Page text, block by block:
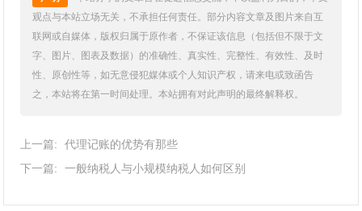
观点与本站立场无关，不承担任何责任。部分内容文章及图片来自互
联网或自媒体，版权归属于原作者，不保证该信息（包括但不限于文
字、图片、图表及数据）的准确性、真实性、完整性、有效性、及时
性、原创性等，如无意侵犯媒体或个人知识产权，请来电或致函告
之，本站将在第一时间处理。本站拥有对此声明的最终解释权。
上一篇:
代理记账的优势有那些
下一篇:
一般纳税人与小规模纳税人如何区别